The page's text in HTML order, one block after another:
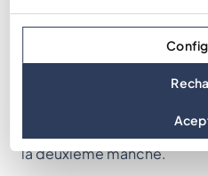
L'objectif est d'accumuler
possible et d'élaborer le
points bonus et d'accéder
découvrir ce que fait Mr
déchiffrer le code et
la deuxième manche.